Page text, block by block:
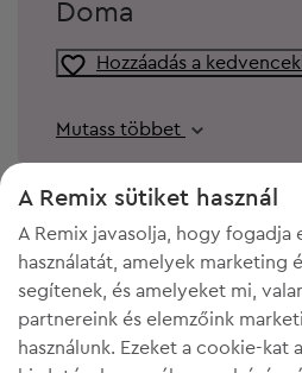
Doma
Hozzáadás a
Mutass többet
A Remix sütiket használ
A Remix javasolja, hogy fogadja
használatát, amelyek marketing
segítenek, és amelyeket mi,
partnereink és elemzőink
használunk. Ezeket a cookie-kat